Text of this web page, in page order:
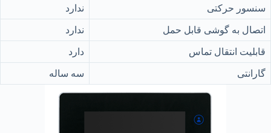
سنسور حرکتی ندارد
اتصال به گوشی قابل حمل ندارد
قابلیت انتقال تماس دارد
گارانتی سه ساله